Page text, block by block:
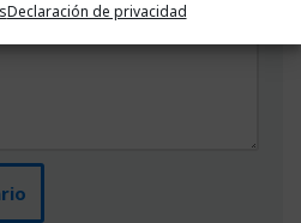
Declaración de privacidad